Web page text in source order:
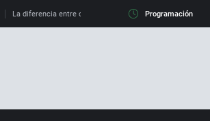
La diferencia entre observar el eclipse al 99% y al 100%
Programación